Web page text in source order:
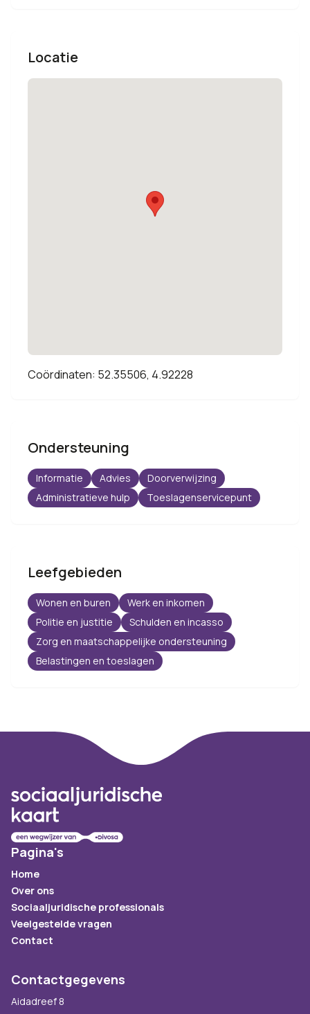
Locatie
Coördinaten: 52.35506, 4.92228
Ondersteuning
Informatie Advies
Doorverwijzing
Administratieve hulp
Toeslagenservicepunt
Leefgebieden
Wonen en buren
Werk en inkomen
Politie en justitie
Schulden en incasso
Zorg en maatschappelijke ondersteuning
Belastingen en toeslagen
Pagina's
Home
Over ons
Sociaaljuridische professionals
Veelgestelde vragen
Contact
Contactgegevens
Aidadreef 8